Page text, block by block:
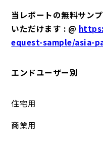
当レポートの無料サン
いただけます : @
equest-sample/asia-
エンドユーザー別
住宅用
商業用